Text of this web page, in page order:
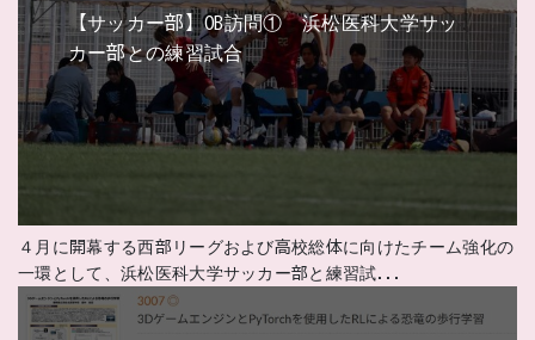
【サッカー部】OB訪問① 浜松医科大学サッ
カー部との練習試合
４月に開幕する西部リーグおよび高校総体に向けたチーム強化の
一環として、浜松医科大学サッカー部と練習試...